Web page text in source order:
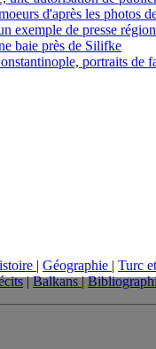
d'après les photos
exemple de presse
baie près de Silifke
portraits de
| Géographie | Turc
|Balkans|